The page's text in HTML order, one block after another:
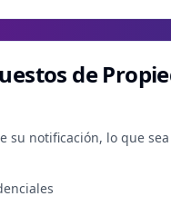
de
su notificación, lo que